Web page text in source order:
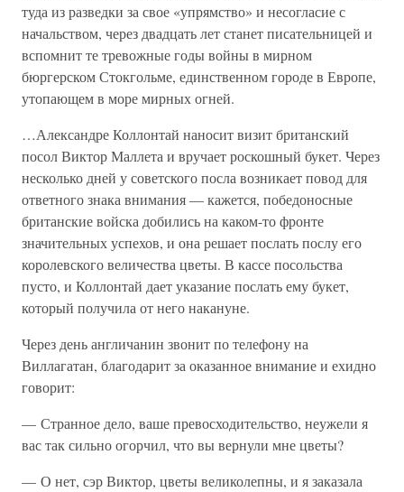
туда из разведки за свое «упрямство» и несогласие с
начальством, через двадцать лет станет писательницей и
вспомнит те тревожные годы войны в мирном
бюргерском Стокгольме, единственном городе в Европе,
утопающем в море мирных огней.
…Александре Коллонтай наносит визит британский
посол Виктор Маллета и вручает роскошный букет. Через
несколько дней у советского посла возникает повод для
ответного знака внимания — кажется, победоносные
британские войска добились на каком-то фронте
значительных успехов, и она решает послать послу его
королевского величества цветы. В кассе посольства
пусто, и Коллонтай дает указание послать ему букет,
который получила от него накануне.
Через день англичанин звонит по телефону на
Виллагатан, благодарит за оказанное внимание и ехидно
говорит:
— Странное дело, ваше превосходительство, неужели я
вас так сильно огорчил, что вы вернули мне цветы?
— О нет, сэр Виктор, цветы великолепны, и я заказала